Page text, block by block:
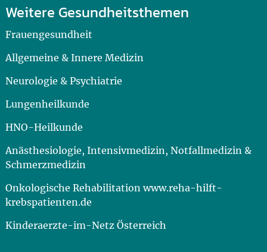
Weitere Gesundheitsthemen
Frauengesundheit
Allgemeine & Innere Medizin
Neurologie & Psychiatrie
Lungenheilkunde
HNO-Heilkunde
Anästhesiologie, Intensivmedizin, Notfallmedizin &
Schmerzmedizin
Onkologische Rehabilitation www.reha-hilft-
krebspatienten.de
Kinderaerzte-im-Netz Österreich